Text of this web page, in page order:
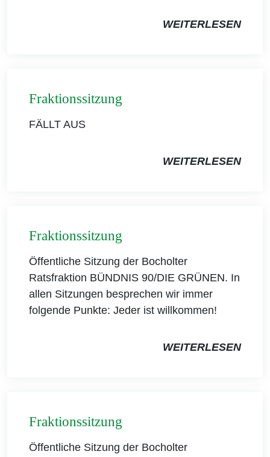
WEITERLESEN
Fraktionssitzung
FÄLLT AUS
WEITERLESEN
Fraktionssitzung
Öffentliche Sitzung der Bocholter
Ratsfraktion BÜNDNIS 90/DIE GRÜNEN. In
allen Sitzungen besprechen wir immer
folgende Punkte: Jeder ist willkommen!
WEITERLESEN
Fraktionssitzung
Öffentliche Sitzung der Bocholter